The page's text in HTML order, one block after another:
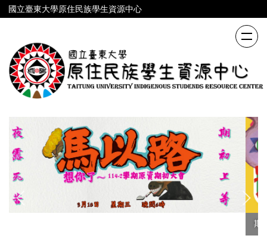
跳
到
內
容
區
國立臺東大學原住民族學生資源中心